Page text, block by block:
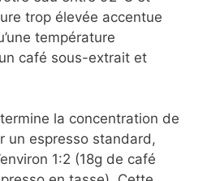
un facteur
grains torréfiés
semaines et
Moulez votre café juste
préserver tous ses